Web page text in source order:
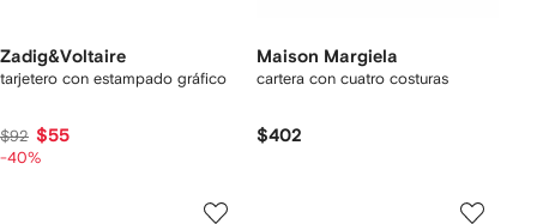
Zadig&Voltaire
tarjetero con estampado gráfico
$92 $55
-40%
Maison Margiela
cartera con cuatro costuras
$402